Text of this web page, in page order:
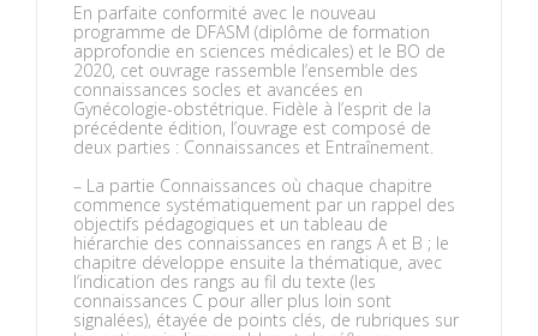
En parfaite conformité avec le nouveau
programme de DFASM (diplôme de formation
approfondie en sciences médicales) et le BO de
2020, cet ouvrage rassemble l’ensemble des
connaissances socles et avancées en
Gynécologie-obstétrique. Fidèle à l’esprit de la
précédente édition, l’ouvrage est composé de
deux parties : Connaissances et Entraînement.
– La partie Connaissances où chaque chapitre
commence systématiquement par un rappel des
objectifs pédagogiques et un tableau de
hiérarchie des connaissances en rangs A et B ; le
chapitre développe ensuite la thématique, avec
l’indication des rangs au fil du texte (les
connaissances C pour aller plus loin sont
signalées), étayée de points clés, de rubriques sur